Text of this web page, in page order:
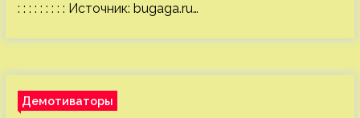
: : : : : : : : : Источник: bugaga.ru…
Демотиваторы